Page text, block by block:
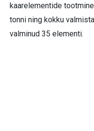
kaarelementide
tonni ning kokku
valminud 35 elementi.